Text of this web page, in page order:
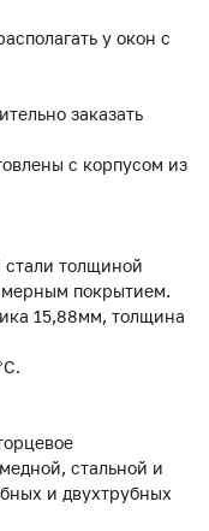
у окон с
заказать
с корпусом из
стали толщиной
покрытием.
15,88мм, толщина
стальной и
и двухтрубных